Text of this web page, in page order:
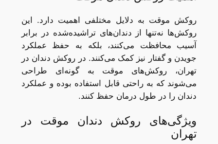
روکش موقت به دلایل مختلفی اهمیت دارد. این
روکش‌ها نه‌تنها از دندان‌های تراشیده‌شده در برابر
آسیب محافظت می‌کنند، بلکه به حفظ عملکرد
جویدن و گفتار نیز کمک می‌کنند. در روکش دندان در
تهران، روکش‌های موقت به گونه‌ای طراحی
می‌شوند که به راحتی قابل استفاده بوده و عملکرد
دندان را در طول درمان حفظ کنند.
ویژگی‌های روکش دندان موقت در
تهران